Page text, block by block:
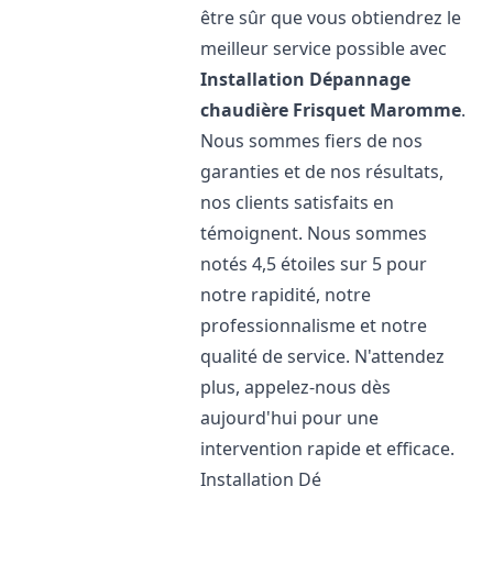
être sûr que vous obtiendrez le
meilleur service possible avec
Installation Dépannage
chaudière Frisquet Maromme.
Nous sommes fiers de nos
garanties et de nos résultats,
nos clients satisfaits en
témoignent. Nous sommes
notés 4,5 étoiles sur 5 pour
notre rapidité, notre
professionnalisme et notre
qualité de service. N'attendez
plus, appelez-nous dès
aujourd'hui pour une
intervention rapide et efficace.
Installation Dé